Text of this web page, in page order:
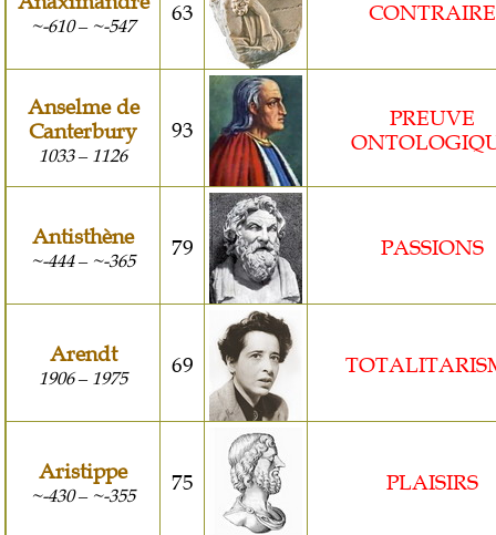
~-610– ~-547 63 CONTRAIRE
Anselme de
Canterbury
1033– 1126
93
PREUVE
Antisthène
~-444– ~-365 79 PASSIONS
Arendt
1906– 1975 69
Aristippe
~-430– ~-355 75 PLAISIRS